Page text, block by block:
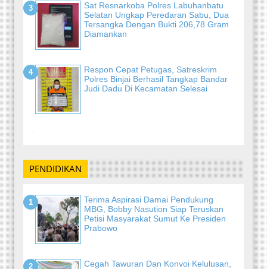
Sat Resnarkoba Polres Labuhanbatu
Selatan Ungkap Peredaran Sabu, Dua
Tersangka Dengan Bukti 206,78 Gram
Diamankan
Respon Cepat Petugas, Satreskrim
Polres Binjai Berhasil Tangkap Bandar
Judi Dadu Di Kecamatan Selesai
-
PENDIDIKAN
Terima Aspirasi Damai Pendukung
MBG, Bobby Nasution Siap Teruskan
Petisi Masyarakat Sumut Ke Presiden
Prabowo
Cegah Tawuran Dan Konvoi Kelulusan,